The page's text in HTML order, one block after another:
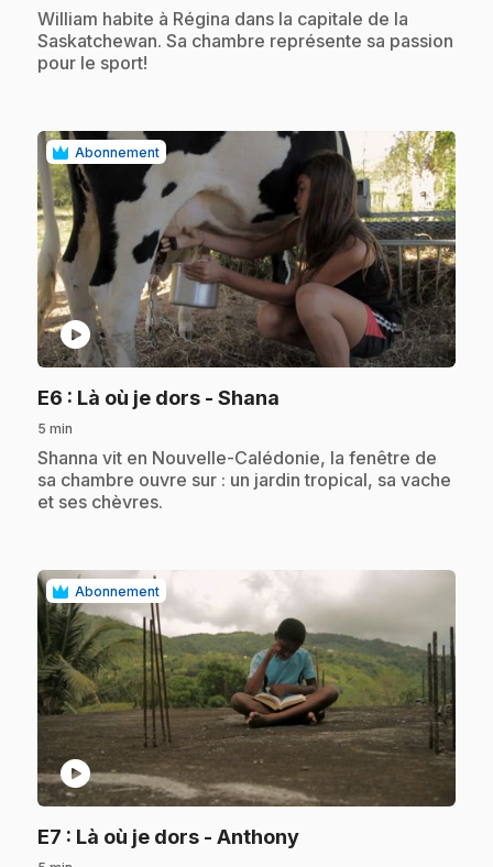
.William habite à Régina dans la capitale de la
Saskatchewan. Sa chambre représente sa passion
pour le sport!
Abonnement
play_circle
E6 : Là où je dors - Shana
5 min
.Shanna vit en Nouvelle-Calédonie, la fenêtre de
sa chambre ouvre sur : un jardin tropical, sa vache
et ses chèvres.
Abonnement
play_circle
E7 : Là où je dors - Anthony.